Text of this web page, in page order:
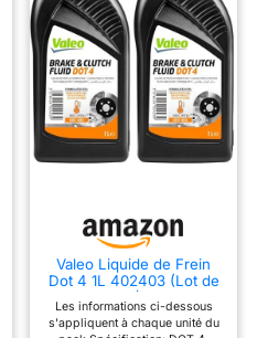
Valeo Liquide de Frein
Dot 4 1L 402403 (Lot de
2)
Les informations ci-dessous
s'appliquent à chaque unité du